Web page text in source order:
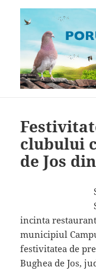
clubului
de Jos
incinta
municipiul
festivitatea de
Bughea de Jos,